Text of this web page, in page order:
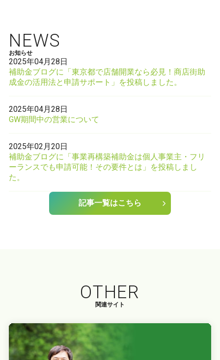
NEWS
お知らせ
2025年04月28日
補助金ブログに「東京都で店舗開業なら必見！商店街助
成金の活用法と申請サポート」を投稿しました。
2025年04月28日
GW期間中の営業について
2025年02月20日
補助金ブログに「事業再構築補助金は個人事業主・フリ
ーランスでも申請可能！その要件とは」を投稿しまし
た。
記事一覧はこちら
OTHER
関連サイト